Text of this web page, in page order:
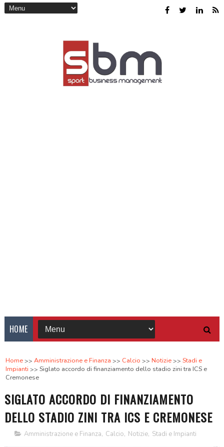
HOME
Home Amministrazione e Finanza Calcio Notizie
Stadi e
Impianti
Siglato accordo di finanziamento dello stadio zini tra ICS e
Cremonese
SIGLATO ACCORDO DI FINANZIAMENTO
DELLO STADIO ZINI TRA ICS E CREMONESE
Amministrazione e Finanza, Calcio, Notizie, Stadi e Impianti